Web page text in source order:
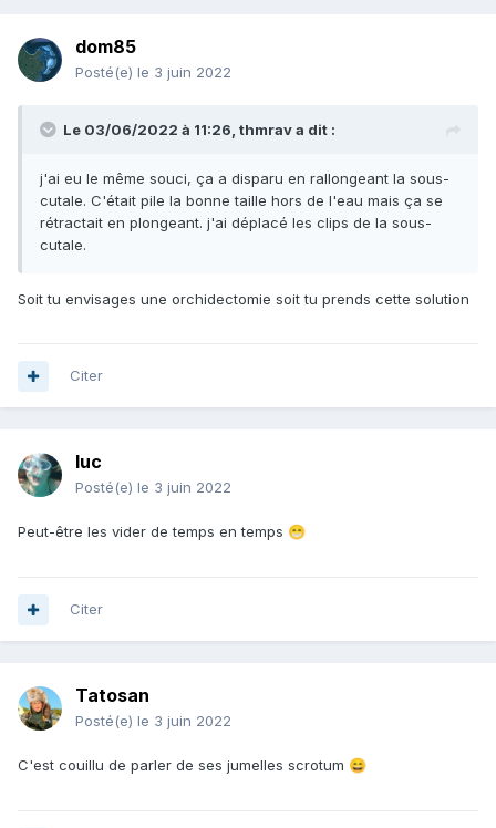
dom85
Posté(e) le 3 juin 2022
Le 03/06/2022 à 11:26, thmrava dit :
j'ai eu le même souci, ça a disparu en rallongeant la sous-
cutale. C'était pile la bonne taille hors de l'eau mais ça se
rétractait en plongeant. j'ai déplacé les clips de la sous-
cutale.
Soit tu envisages une orchidectomie soit tu prends cette solution
Citer
luc
Posté(e) le 3 juin 2022
Peut-être les vider de temps en temps 😁
Citer
Tatosan
Posté(e) le 3 juin 2022
C'est couillu de parler de ses jumelles scrotum 😄